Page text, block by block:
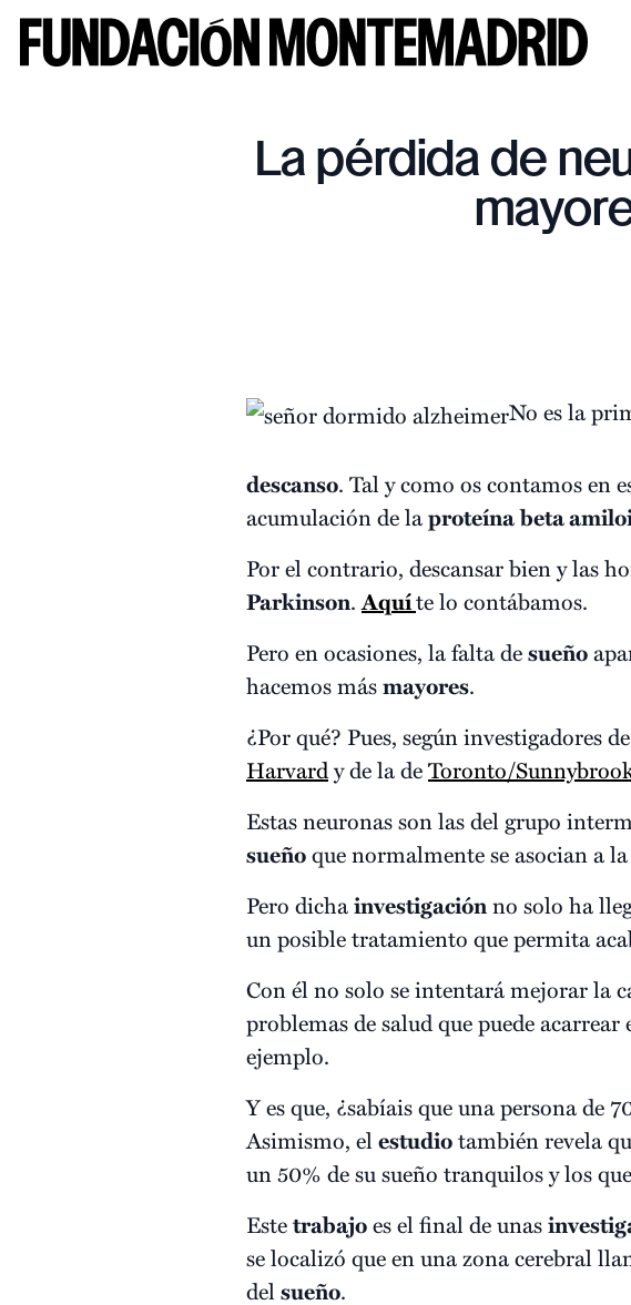
La pérdida de
No es la
descanso. Tal y como os contamos en
acumulación de laproteínabeta
Por el contrario, descansar bien y las
Parkinson.Aquíte lo contábamos.
Pero en ocasiones, la falta desueño
hacemos másmayores.
¿Por qué? Pues, según investigadores
Harvardy de la deToronto/
Estas neuronas son las del grupo
sueñoque normalmente se asocian a la
Pero dichainvestigaciónno solo ha
un posible tratamiento que permita
Con él no solo se intentará mejorar la
problemas de salud que puede acarrear
ejemplo.
Y es que, ¿sabíais que una persona de
Asimismo, elestudiotambién revela
un 50% de su sueño tranquilos y los
Estetrabajoes el final de unas
se localizó que en una zona cerebral
delsueño.